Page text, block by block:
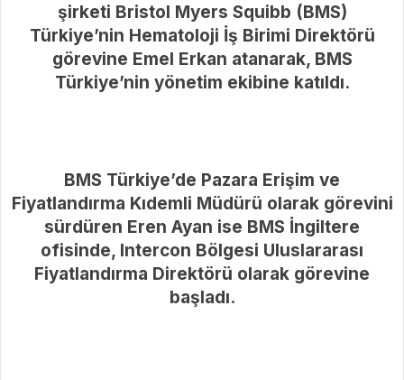
şirketi Bristol Myers Squibb (BMS)
Türkiye’nin Hematoloji İş Birimi Direktörü
görevine Emel Erkan atanarak, BMS
Türkiye’nin yönetim ekibine katıldı.
BMS Türkiye’de Pazara Erişim ve
Fiyatlandırma Kıdemli Müdürü olarak görevini
sürdüren Eren Ayan ise BMS İngiltere
ofisinde, Intercon Bölgesi Uluslararası
Fiyatlandırma Direktörü olarak görevine
başladı.